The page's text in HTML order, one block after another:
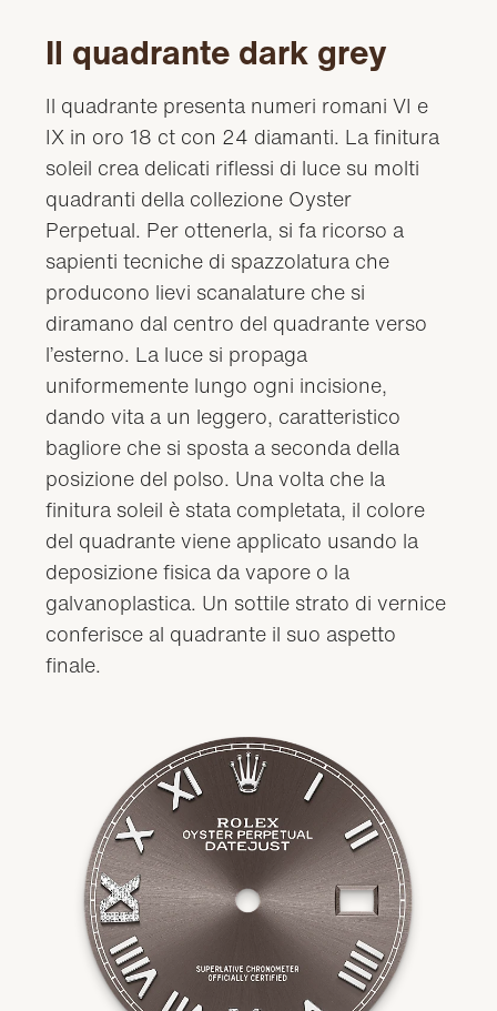
Il quadrante dark grey
Il quadrante presenta numeri romani VI e
IX in oro 18 ct con 24 diamanti. La finitura
soleil crea delicati riflessi di luce su molti
quadranti della collezione Oyster
Perpetual. Per ottenerla, si fa ricorso a
sapienti tecniche di spazzolatura che
producono lievi scanalature che si
diramano dal centro del quadrante verso
l’esterno. La luce si propaga
uniformemente lungo ogni incisione,
dando vita a un leggero, caratteristico
bagliore che si sposta a seconda della
posizione del polso. Una volta che la
finitura soleil è stata completata, il colore
del quadrante viene applicato usando la
deposizione fisica da vapore o la
galvanoplastica. Un sottile strato di vernice
conferisce al quadrante il suo aspetto
finale.